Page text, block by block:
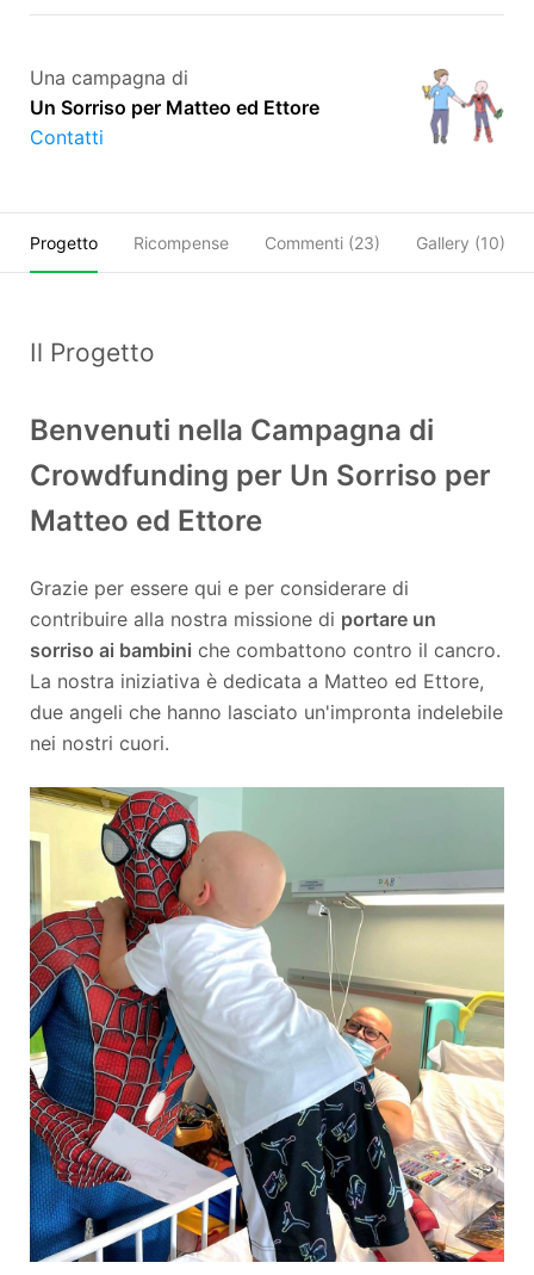
Una campagna di
Un Sorriso per Matteo ed Ettore
Contatti
Progetto Ricompense Commenti (23) Gallery (10)
Il Progetto
Benvenuti nella Campagna di
Crowdfunding per Un Sorriso per
Matteo ed Ettore
Grazie per essere qui e per considerare di
contribuire alla nostra missione di portare un
sorriso ai bambini che combattono contro il cancro.
La nostra iniziativa è dedicata a Matteo ed Ettore,
due angeli che hanno lasciato un'impronta indelebile
nei nostri cuori.